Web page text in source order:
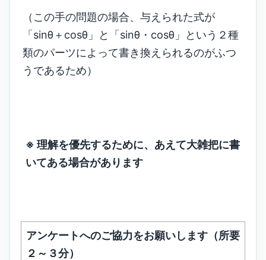
（この手の問題の場合、与えられた式が
「sinθ＋cosθ」と「sinθ・cosθ」という２種
類のパーツによって書き換えられるのがふつ
うであるため）
※ 理解を優先するために、あえて大雑把に書
いてある場合があります
アンケートへのご協力をお願いします（所要
２～３分）